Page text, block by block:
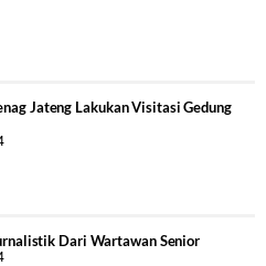
Jateng Lakukan Visitasi Gedung
Dari Wartawan Senior